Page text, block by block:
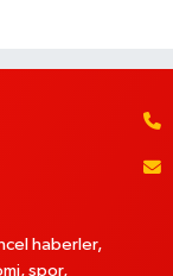
haberler,
spor,